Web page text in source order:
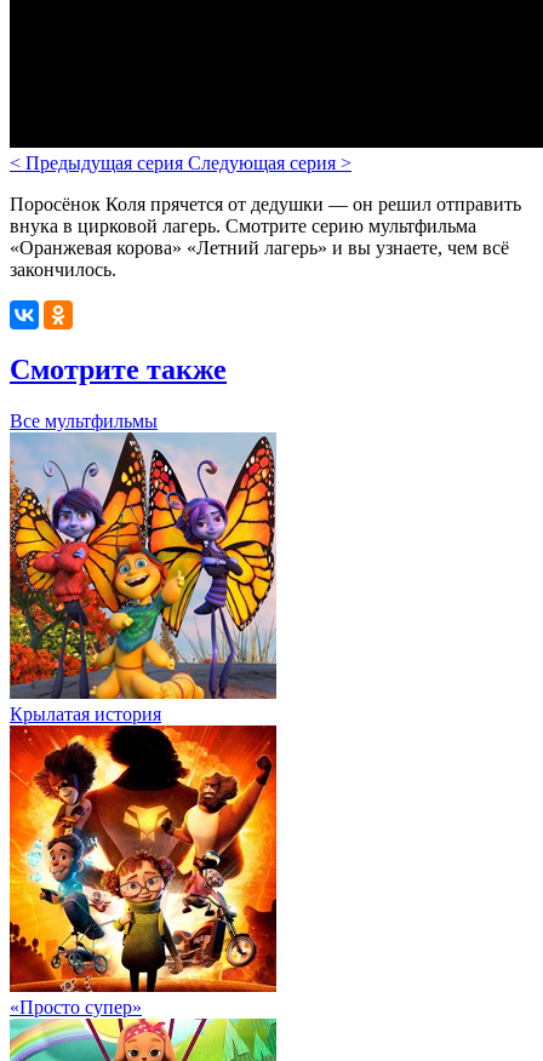
< Предыдущая серия Следующая серия >
Поросёнок Коля прячется от дедушки — он решил отправить
внука в цирковой лагерь. Смотрите серию мультфильма
«Оранжевая корова» «Летний лагерь» и вы узнаете, чем всё
закончилось.
Смотрите также
Все мультфильмы
Крылатая история
«Просто супер»